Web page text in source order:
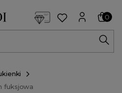
0
fuksjowa